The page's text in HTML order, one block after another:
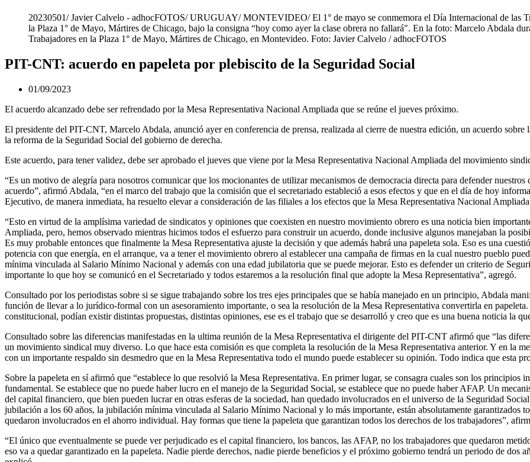
20230501/ Javier Calvelo - adhocFOTOS/ URUGUAY/ MONTEVIDEO/ El 1° de mayo se conmemora el Día Internacional de las
la Plaza 1° de Mayo, Mártires de Chicago, bajo la consigna “hoy como ayer la clase obrera no fallará". En la foto: Marcelo Abdala
Trabajadores en la Plaza 1° de Mayo, Mártires de Chicago, en Montevideo. Foto: Javier Calvelo / adhocFOTOS
PIT-CNT: acuerdo en papeleta por plebiscito de la Seguridad Social
01/09/2023
El acuerdo alcanzado debe ser refrendado por la Mesa Representativa Nacional Ampliada que se reúne el jueves próximo.
El presidente del PIT-CNT, Marcelo Abdala, anunció ayer en conferencia de prensa, realizada al cierre de nuestra edición, un acuerdo
la reforma de la Seguridad Social del gobierno de derecha.
Este acuerdo, para tener validez, debe ser aprobado el jueves que viene por la Mesa Representativa Nacional Ampliada del movimiento
“Es un motivo de alegría para nosotros comunicar que los mocionantes de utilizar mecanismos de democracia directa para defender
acuerdo”, afirmó Abdala, “en el marco del trabajo que la comisión que el secretariado estableció a esos efectos y que en el día de hoy
Ejecutivo, de manera inmediata, ha resuelto elevar a consideración de las filiales a los efectos que la Mesa Representativa Nacional
“Esto en virtud de la amplísima variedad de sindicatos y opiniones que coexisten en nuestro movimiento obrero es una noticia bien
Ampliada, pero, hemos observado mientras hicimos todos el esfuerzo para construir un acuerdo, donde inclusive algunos manejaban la
Es muy probable entonces que finalmente la Mesa Representativa ajuste la decisión y que además habrá una papeleta sola. Eso es una
potencia con que energía, en el arranque, va a tener el movimiento obrero al establecer una campaña de firmas en la cual nuestro pueblo
mínima vinculada al Salario Mínimo Nacional y además con una edad jubilatoria que se puede mejorar. Esto es defender un criterio de
importante lo que hoy se comunicó en el Secretariado y todos estaremos a la resolución final que adopte la Mesa Representativa”, agregó.
Consultado por los periodistas sobre si se sigue trabajando sobre los tres ejes principales que se había manejado en un principio, Abdala
función de llevar a lo jurídico-formal con un asesoramiento importante, o sea la resolución de la Mesa Representativa convertirla en
constitucional, podían existir distintas propuestas, distintas opiniones, ese es el trabajo que se desarrolló y creo que es una buena noticia la
Consultado sobre las diferencias manifestadas en la ultima reunión de la Mesa Representativa el dirigente del PIT-CNT afirmó que “las
un movimiento sindical muy diverso. Lo que hace esta comisión es que completa la resolución de la Mesa Representativa anterior. Y en la
con un importante respaldo sin desmedro que en la Mesa Representativa todo el mundo puede establecer su opinión. Todo indica que esta
Sobre la papeleta en sí afirmó que “establece lo que resolvió la Mesa Representativa. En primer lugar, se consagra cuales son los principios
fundamental. Se establece que no puede haber lucro en el manejo de la Seguridad Social, se establece que no puede haber AFAP. Un
del capital financiero, que bien pueden lucrar en otras esferas de la sociedad, han quedado involucrados en el universo de la Seguridad
jubilación a los 60 años, la jubilación mínima vinculada al Salario Mínimo Nacional y lo más importante, están absolutamente garantizados
quedaron involucrados en el ahorro individual. Hay formas que tiene la papeleta que garantizan todos los derechos de los trabajadores”,
“El único que eventualmente se puede ver perjudicado es el capital financiero, los bancos, las AFAP, no los trabajadores que quedaron
eso va a quedar garantizado en la papeleta. Nadie pierde derechos, nadie pierde beneficios y el próximo gobierno tendrá un periodo de dos